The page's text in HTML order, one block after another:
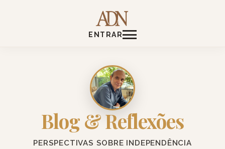
Blog & Reflexões
PERSPECTIVAS SOBRE INDEPENDÊNCIA
ENTRAR